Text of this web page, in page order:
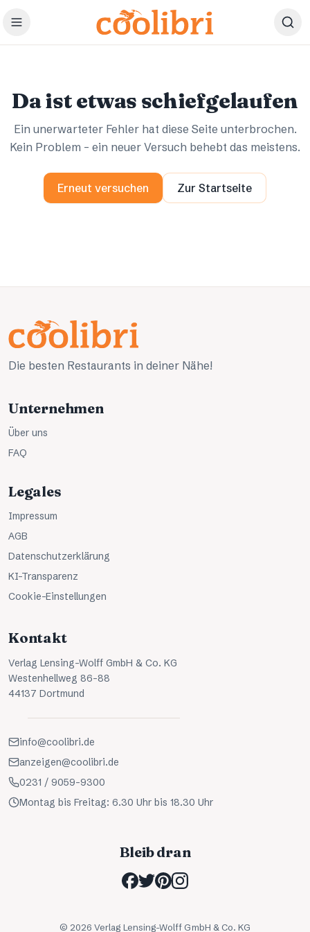
Zum Hauptinhalt springen
Da ist etwas schiefgelaufen
Ein unerwarteter Fehler hat diese Seite unterbrochen.
Kein Problem – ein neuer Versuch behebt das meistens.
Erneut versuchen Zur Startseite
Die besten Restaurants in deiner Nähe!
Unternehmen
Über uns
FAQ
Legales
Impressum
AGB
Datenschutzerklärung
KI-Transparenz
Cookie-Einstellungen
Kontakt
Verlag Lensing-Wolff GmbH & Co. KG
Westenhellweg 86-88
44137 Dortmund
info@coolibri.de
anzeigen@coolibri.de
0231 / 9059-9300
Montag bis Freitag: 6.30 Uhr bis 18.30 Uhr
Bleib dran
© 2026 Verlag Lensing-Wolff GmbH & Co. KG